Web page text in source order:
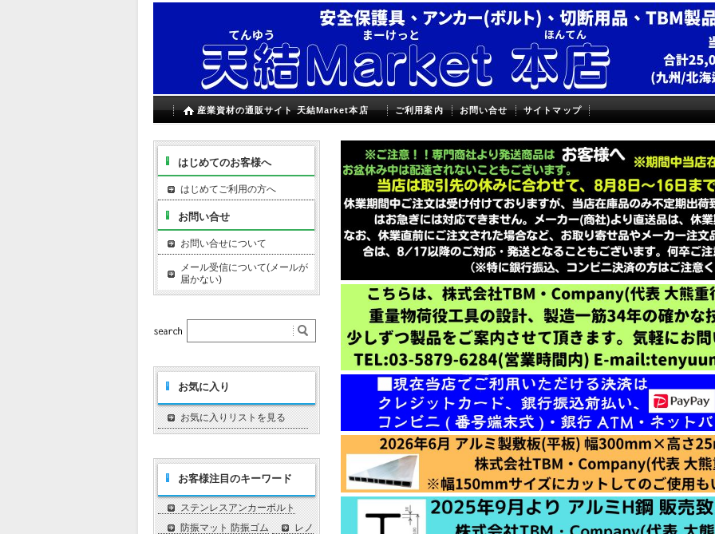
産業資材の通販サイト 天結Market本店 ご利用案内 お問い合せ サイトマップ
はじめてのお客様へ
はじめてご利用の方へ
お問い合せ
お問い合せについて
メール受信について(メールが
届かない)
お気に入り
お気に入りリストを見る
お客様注目のキーワード
ステンレスアンカーボルト
防振マット 防振ゴム
レノ